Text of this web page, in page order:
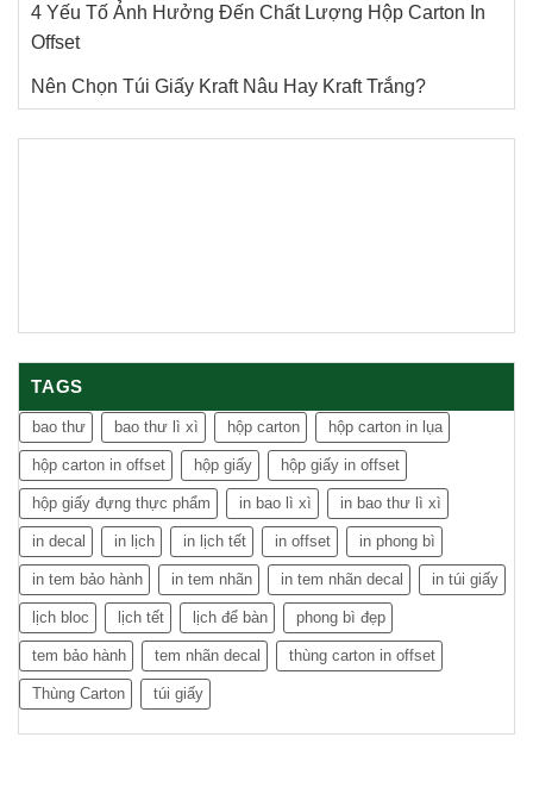
4 Yếu Tố Ảnh Hưởng Đến Chất Lượng Hộp Carton In
Offset
Nên Chọn Túi Giấy Kraft Nâu Hay Kraft Trắng?
TAGS
bao thư bao thư lì xì hộp carton hộp carton in lụa
hộp carton in offset hộp giấy hộp giấy in offset
hộp giấy đựng thực phẩm in bao lì xì in bao thư lì xì
in decal in lịch in lịch tết in offset in phong bì
in tem bảo hành in tem nhãn in tem nhãn decal in túi giấy
lịch bloc lịch tết lịch để bàn phong bì đẹp
tem bảo hành tem nhãn decal thùng carton in offset
Thùng Carton túi giấy